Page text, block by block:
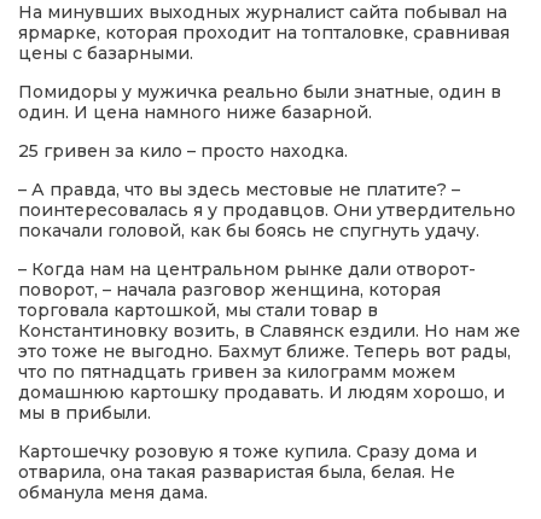
На минувших выходных журналист сайта побывал на
ярмарке, которая проходит на топталовке, сравнивая
цены с базарными.
Помидоры у мужичка реально были знатные, один в
один. И цена намного ниже базарной.
25 гривен за кило – просто находка.
– А правда, что вы здесь местовые не платите? –
поинтересовалась я у продавцов. Они утвердительно
покачали головой, как бы боясь не спугнуть удачу.
– Когда нам на центральном рынке дали отворот-
поворот, – начала разговор женщина, которая
торговала картошкой, мы стали товар в
Константиновку возить, в Славянск ездили. Но нам же
это тоже не выгодно. Бахмут ближе. Теперь вот рады,
что по пятнадцать гривен за килограмм можем
домашнюю картошку продавать. И людям хорошо, и
мы в прибыли.
Картошечку розовую я тоже купила. Сразу дома и
отварила, она такая разваристая была, белая. Не
обманула меня дама.